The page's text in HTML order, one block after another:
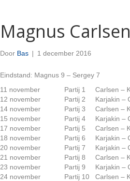
Magnus
Door Bas | 1 december 2016
Eindstand: Magnus 9 – Sergey 7
11 november
Partij 1 Carlsen –
12 november
Partij 2 Karjakin –
14 november
Partij 3 Carlsen –
15 november
Partij 4 Karjakin –
17 november
Partij 5 Carlsen –
18 november
Partij 6 Karjakin –
20 november
Partij 7 Karjakin –
21 november
Partij 8 Carlsen –
23 november
Partij 9 Karjakin –
24 november
Partij 10 Carlsen –